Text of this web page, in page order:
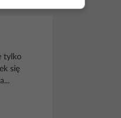
tylko
się